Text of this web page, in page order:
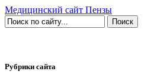
Медицинский сайт Пензы
Рубрики сайта